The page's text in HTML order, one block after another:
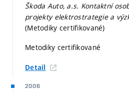
Škoda Auto, a.s. Kontaktní
projekty elektrostrategie a
(Metodiky certifikované)
Metodiky certifikované
Detail
2006